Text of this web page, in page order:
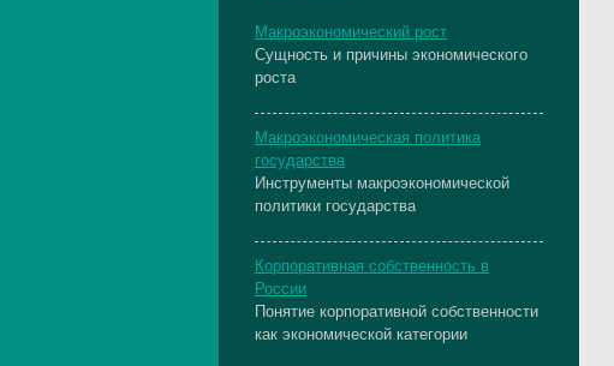
Макроэкономический рост
Сущность и причины экономического
роста
Макроэкономическая политика
государства
Инструменты макроэкономической
политики государства
Корпоративная собственность в
России
Понятие корпоративной собственности
как экономической категории